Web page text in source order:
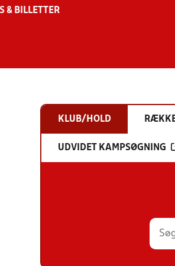
& BILLETTER
KLUB/HOLD
UDVIDET KAMPSØGNING